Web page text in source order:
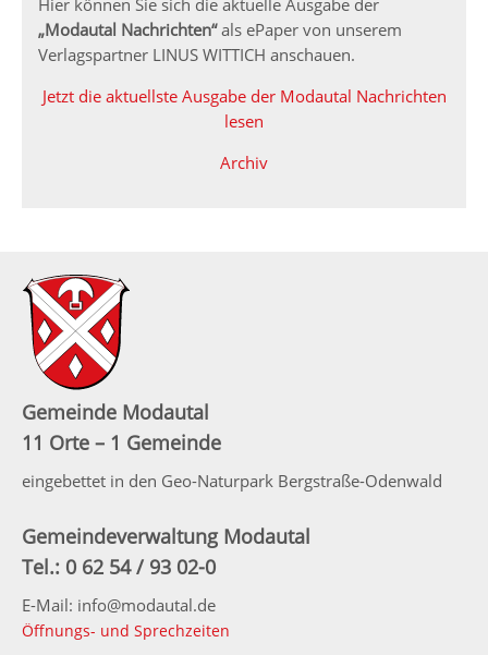
Hier können Sie sich die aktuelle Ausgabe der
„Modautal Nachrichten“als ePaper von unserem
Verlagspartner LINUS WITTICH anschauen.
Jetzt die aktuellste Ausgabe der Modautal Nachrichten
lesen
Archiv
Gemeinde Modautal
11 Orte – 1 Gemeinde
eingebettet in den Geo-Naturpark Bergstraße-Odenwald
Gemeindeverwaltung Modautal
Tel.: 0 62 54 / 93 02-0
E-Mail: info@modautal.de
Öffnungs- und Sprechzeiten